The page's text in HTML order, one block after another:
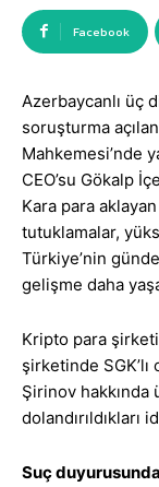
Facebook
Azerbaycanlı üç
soruşturma
Mahkemesi’nde
CEO’su Gökalp
Kara para
tutuklamalar,
Türkiye’nin
gelişme daha
Kripto para
şirketinde
Şirinov hakkında
dolandırıldıkları
Suç